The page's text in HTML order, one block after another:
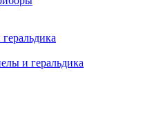
и геральдика